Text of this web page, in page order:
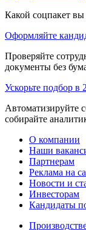
Какой соцпакет
Оформляйте
Проверяйте
документы без
Ускорьте подбор в
Автоматизируйте
собирайте
О компании
Наши
Партнерам
Реклама на
Новости и
Инвесторам
Кандидаты